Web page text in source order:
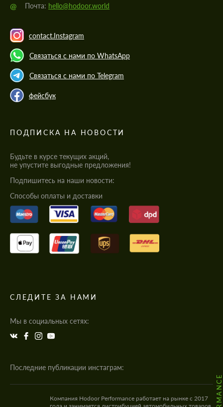
@ Почта: hello@hodoor.world
contact.Instagram
Связаться с нами по WhatsApp
Связаться с нами по Telegram
фейсбук
ПОДПИСКА НА НОВОСТИ
Будьте в курсе текущих акций,
не упустите выгодные предложения!
Подпишитесь на наши новости:
Cпособы оплаты и доставки
СЛЕДИТЕ ЗА НАМИ
Мы в социальных сетях:
Последние публикации инстаграм:
Компания Hodoor Performance работает на рынке с 2017